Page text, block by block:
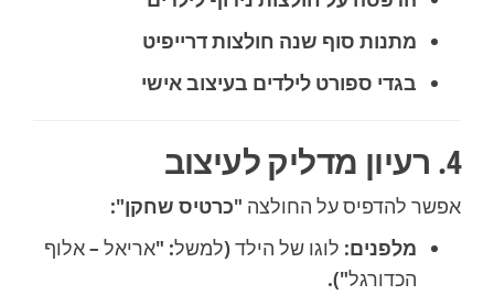
מתנות סוף שנה חולצות דרייפיט
בגדי ספורט לילדים בעיצוב אישי
4. רעיון מדליק לעיצוב
אפשר להדפיס על החולצה "כרטיס שחקן":
מלפנים: לוגו של הילד (למשל: "אריאל – אלוף
הכדורגל").